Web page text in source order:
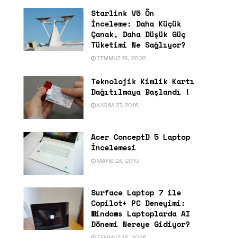
Starlink V5 Ön
İnceleme: Daha Küçük
Çanak, Daha Düşük Güç
Tüketimi Ne Sağlıyor?
TEMMUZ 18, 2026
Teknolojik Kimlik Kartı
Dağıtılmaya Başlandı !
KASIM 27, 2016
Acer ConceptD 5 Laptop
İncelemesi
MAYIS 23, 2019
Surface Laptop 7 ile
Copilot+ PC Deneyimi:
Windows Laptoplarda AI
Dönemi Nereye Gidiyor?